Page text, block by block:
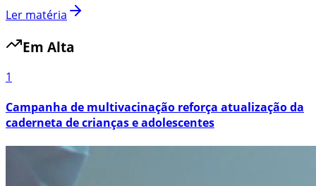
Ler matéria
Em Alta
1
Campanha de multivacinação reforça atualização da
caderneta de crianças e adolescentes